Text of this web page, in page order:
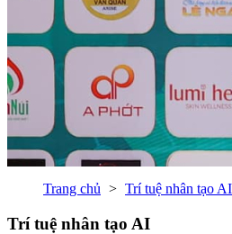
Trang chủ Trí tuệ nhân tạo AI
Trí tuệ nhân tạo AI